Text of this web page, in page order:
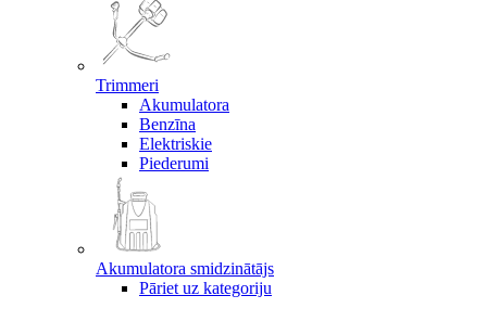
Trimmeri
Akumulatora
Benzīna
Elektriskie
Piederumi
Akumulatora smidzinātājs
Pāriet uz kategoriju